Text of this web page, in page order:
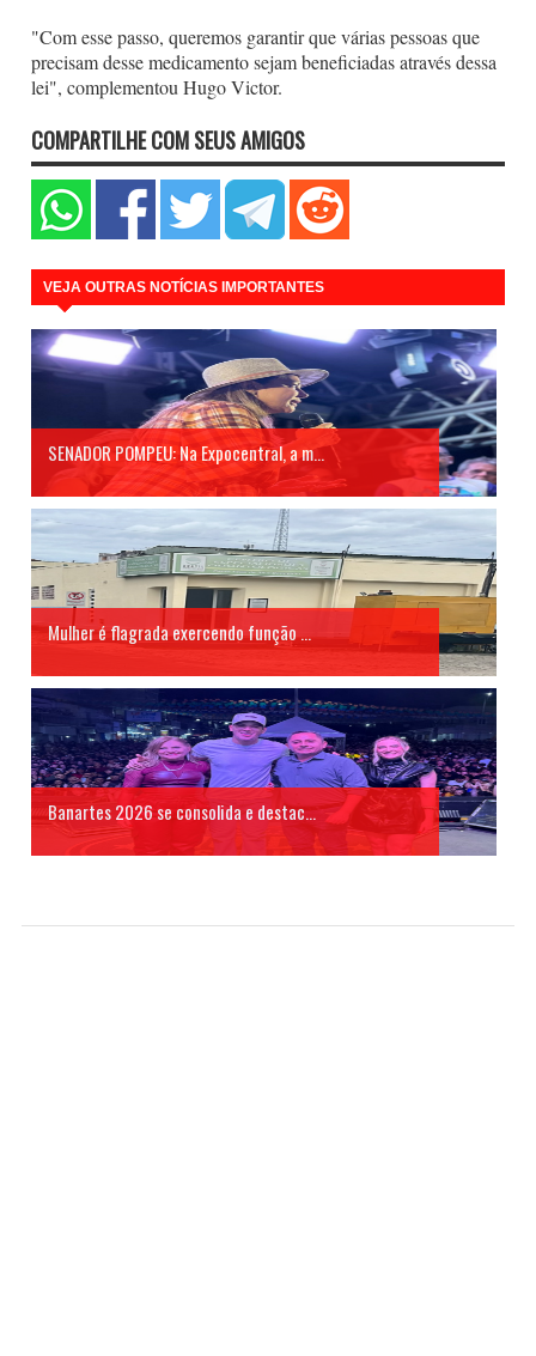
"Com esse passo, queremos garantir que várias pessoas que
precisam desse medicamento sejam beneficiadas através dessa
lei", complementou Hugo Victor.
COMPARTILHE COM SEUS AMIGOS
VEJA OUTRAS NOTÍCIAS IMPORTANTES
SENADOR POMPEU: Na Expocentral, a m...
Mulher é flagrada exercendo função ...
Banartes 2026 se consolida e destac...